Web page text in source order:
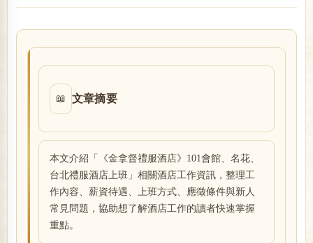
📖 文章摘要
本文介紹「《金拿督禮服酒店》101會館、名花、
台北禮服酒店上班」相關酒店工作資訊，整理工
作內容、薪資待遇、上班方式、應徵條件與新人
常見問題，協助想了解酒店工作的讀者快速掌握
重點。